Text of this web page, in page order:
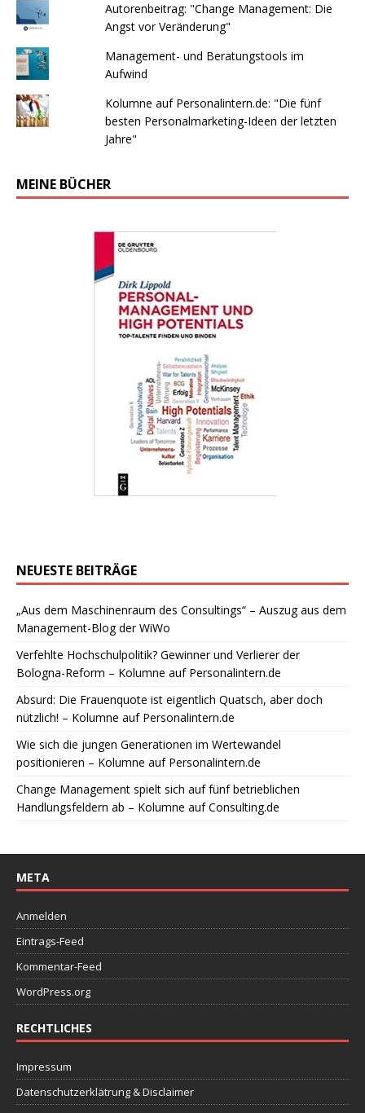
Autorenbeitrag: "Change Management: Die
Angst vor Veränderung"
Management- und Beratungstools im
Aufwind
Kolumne auf Personalintern.de: "Die fünf
besten Personalmarketing-Ideen der letzten
Jahre"
MEINE BÜCHER
NEUESTE BEITRÄGE
„Aus dem Maschinenraum des Consultings“ – Auszug aus dem
Management-Blog der WiWo
Verfehlte Hochschulpolitik? Gewinner und Verlierer der
Bologna-Reform – Kolumne auf Personalintern.de
Absurd: Die Frauenquote ist eigentlich Quatsch, aber doch
nützlich! – Kolumne auf Personalintern.de
Wie sich die jungen Generationen im Wertewandel
positionieren – Kolumne auf Personalintern.de
Change Management spielt sich auf fünf betrieblichen
Handlungsfeldern ab – Kolumne auf Consulting.de
META
Anmelden
Eintrags-Feed
Kommentar-Feed
WordPress.org
RECHTLICHES
Impressum
Datenschutzerklätrung & Disclaimer